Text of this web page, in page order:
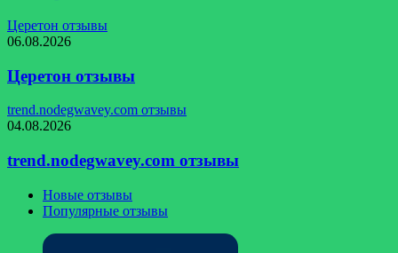
Церетон отзывы
06.08.2026
Церетон отзывы
trend.nodegwavey.com отзывы
04.08.2026
trend.nodegwavey.com отзывы
Новые отзывы
Популярные отзывы